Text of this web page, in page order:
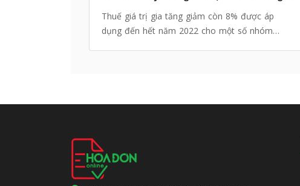
Thuế giá trị gia tăng giảm còn 8% được áp
dụng đến hết năm 2022 cho một số nhóm